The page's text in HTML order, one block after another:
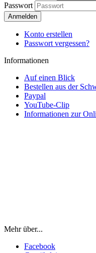
Passwort
Anmelden
Konto erstellen
Passwort vergessen?
Informationen
Auf einen Blick
Bestellen aus der
Paypal
YouTube-Clip
Informationen zur
Mehr über...
Facebook